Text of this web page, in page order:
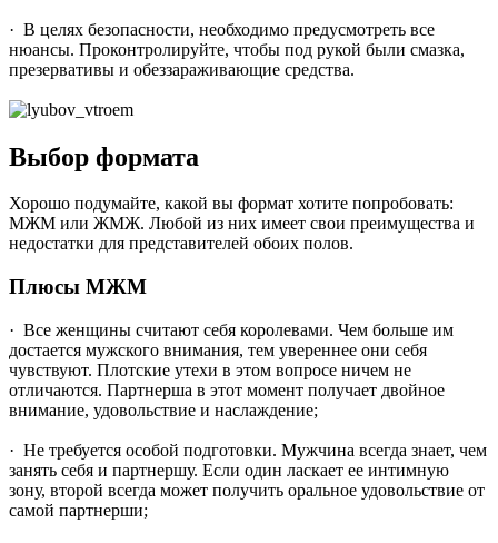
· В целях безопасности, необходимо предусмотреть все
нюансы. Проконтролируйте, чтобы под рукой были смазка,
презервативы и обеззараживающие средства.
Выбор формата
Хорошо подумайте, какой вы формат хотите попробовать:
МЖМ или ЖМЖ. Любой из них имеет свои преимущества и
недостатки для представителей обоих полов.
Плюсы МЖМ
· Все женщины считают себя королевами. Чем больше им
достается мужского внимания, тем увереннее они себя
чувствуют. Плотские утехи в этом вопросе ничем не
отличаются. Партнерша в этот момент получает двойное
внимание, удовольствие и наслаждение;
· Не требуется особой подготовки. Мужчина всегда знает, чем
занять себя и партнершу. Если один ласкает ее интимную
зону, второй всегда может получить оральное удовольствие от
самой партнерши;